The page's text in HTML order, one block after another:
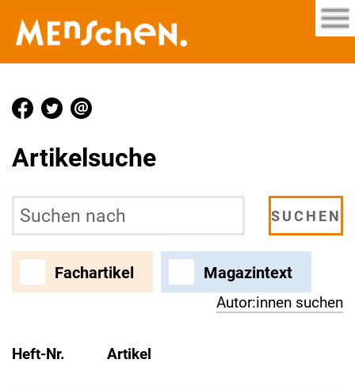
Artikelsuche
Fachartikel Magazintext
Autor:innen suchen
Heft-Nr. Artikel